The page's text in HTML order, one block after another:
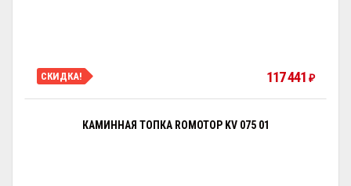
СКИДКА! 117 441 ₽
КАМИННАЯ ТОПКА ROMOTOP KV 075 01